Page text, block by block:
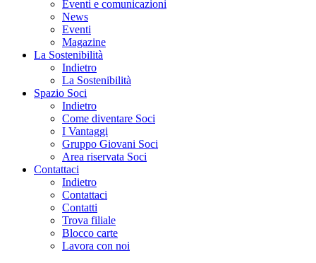
Eventi e comunicazioni
News
Eventi
Magazine
La Sostenibilità
Indietro
La Sostenibilità
Spazio Soci
Indietro
Come diventare Soci
I Vantaggi
Gruppo Giovani Soci
Area riservata Soci
Contattaci
Indietro
Contattaci
Contatti
Trova filiale
Blocco carte
Lavora con noi